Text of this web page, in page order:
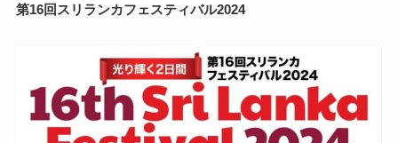
第16回スリランカフェスティバル2024